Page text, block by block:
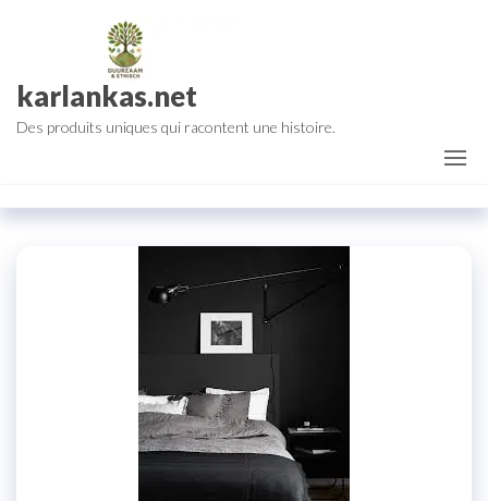
karlankas.net
Des produits uniques qui racontent une histoire.